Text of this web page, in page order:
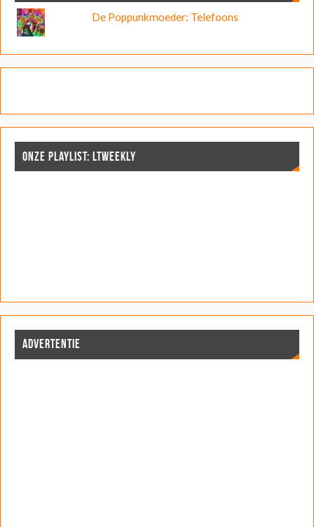
De Poppunkmoeder: Telefoons
ONZE PLAYLIST: LTWEEKLY
ADVERTENTIE